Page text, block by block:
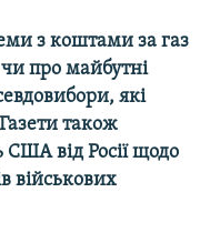
з коштами за газ
про майбутні
які
також
США від Росії щодо
військових